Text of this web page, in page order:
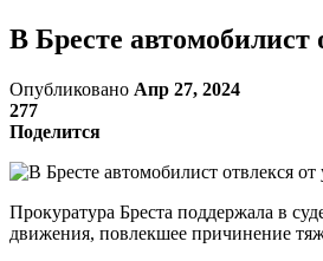
В Бресте автомобилист
Опубликовано Апр 27, 2024
277
Поделится
Прокуратура Бреста поддержала в
движения, повлекшее причинение